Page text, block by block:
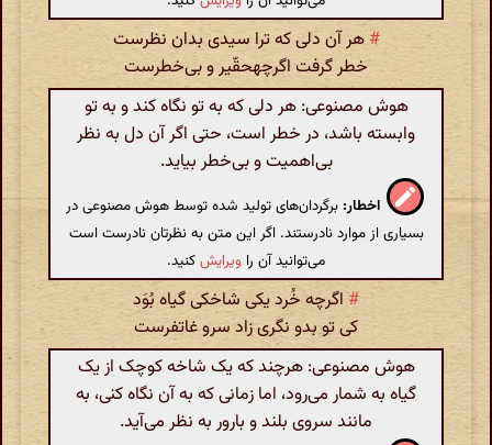
# هر آن دلی که ترا سیدی بدان نظرست
خطر گرفت اگرچهحقّیر و بی‌خطرست
هوش مصنوعی: هر دلی که به تو نگاه کند و به تو
وابسته باشد، در خطر است، حتی اگر آن دل به نظر
بی‌اهمیت و بی‌خطر بیاید.
اخطار: برگردان‌های تولید شده توسط هوش مصنوعی در
بسیاری از موارد نادرستند. اگر این متن به نظرتان نادرست است
می‌توانید آن را ویرایشکنید.
# اگرچه خُرد یکی شاخکی گیاه بُوَد
کی تو بدو نگری زاد سرو غاتفرست
هوش مصنوعی: هرچند که یک شاخه کوچک از یک
گیاه به شمار می‌رود، اما زمانی که به آن نگاه کنی، به
مانند سروی بلند و بارور به نظر می‌آید.